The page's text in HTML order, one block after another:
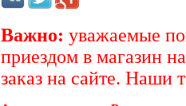
Важно: уважаемые
приездом в магазин
заказ на сайте. Наши